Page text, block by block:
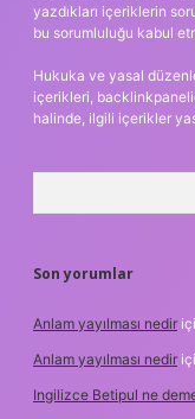
yazdıkları içeriklerin
bu sorumluluğu kabul
Hukuka ve yasal
içerikleri,
halinde, ilgili içerikler
Son yorumlar
Anlam yayılması nedir
Anlam yayılması nedir
Ingilizce Betipul ne